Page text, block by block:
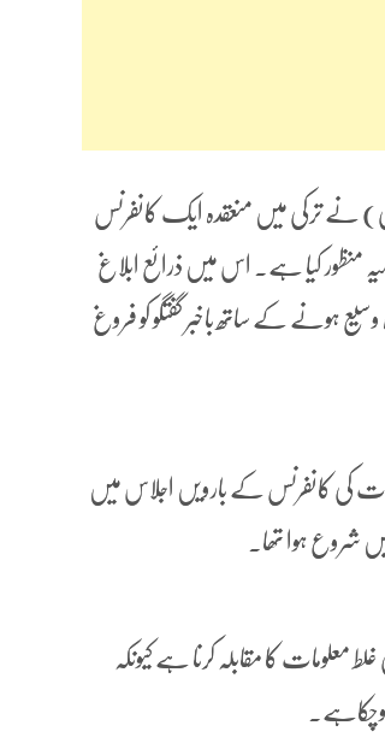
نے ترکی میں منعقدہ ایک کانفرنس
منظور کیا ہے۔ اس میں ذرائع ابلاغ
ہونے کے ساتھ باخبر گفتگو کو فروغ
کی کانفرنس کے بارویں اجلاس میں
شروع ہوا تھا۔
معلومات کا مقابلہ کرنا ہے کیونکہ